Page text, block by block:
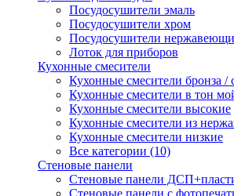
Посудосушители эмаль
Посудосушители хром
Посудосушители
Лоток для приборов
Кухонные смесители
Кухонные смесители бронза /
Кухонные смесители в тон
Кухонные смесители высокие
Кухонные смесители из
Кухонные смесители низкие
Все категории (10)
Стеновые панели
Стеновые панели
Стеновые панели с